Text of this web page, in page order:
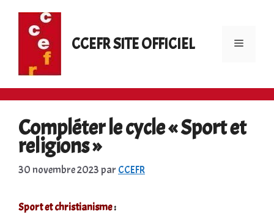
contenu
CCEFR SITE OFFICIEL Menu
Compléter le cycle « Sport et
religions »
30 novembre 2023par CCEFR
Sport et christianisme: